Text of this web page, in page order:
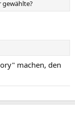
gewählte?
machen, den